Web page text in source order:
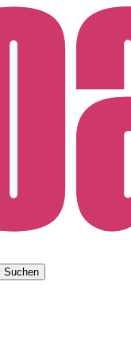
Suchen